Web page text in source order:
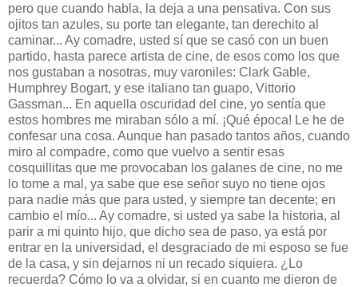
pero que cuando habla, la deja a una pensativa. Con sus
ojitos tan azules, su porte tan elegante, tan derechito al
caminar... Ay comadre, usted sí que se casó con un buen
partido, hasta parece artista de cine, de esos como los que
nos gustaban a nosotras, muy varoniles: Clark Gable,
Humphrey Bogart, y ese italiano tan guapo, Vittorio
Gassman... En aquella oscuridad del cine, yo sentía que
estos hombres me miraban sólo a mí. ¡Qué época! Le he de
confesar una cosa. Aunque han pasado tantos años, cuando
miro al compadre, como que vuelvo a sentir esas
cosquillitas que me provocaban los galanes de cine, no me
lo tome a mal, ya sabe que ese señor suyo no tiene ojos
para nadie más que para usted, y siempre tan decente; en
cambio el mío... Ay comadre, si usted ya sabe la historia, al
parir a mi quinto hijo, que dicho sea de paso, ya está por
entrar en la universidad, el desgraciado de mi esposo se fue
de la casa, y sin dejarnos ni un recado siquiera. ¿Lo
recuerda? Cómo lo va a olvidar, si en cuanto me dieron de